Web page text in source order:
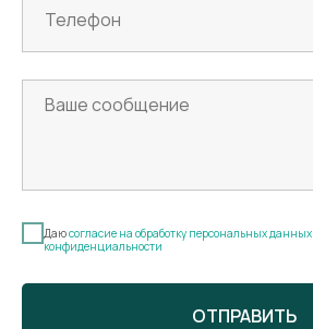
Даюсогласие на обработку персональных данных
конфиденциальности
ОТПРАВИТЬ